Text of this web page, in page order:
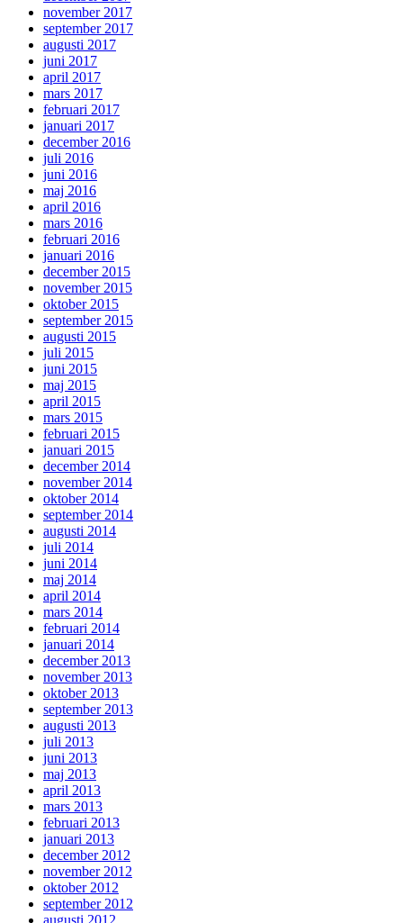
november 2017
september 2017
augusti 2017
juni 2017
april 2017
mars 2017
februari 2017
januari 2017
december 2016
juli 2016
juni 2016
maj 2016
april 2016
mars 2016
februari 2016
januari 2016
december 2015
november 2015
oktober 2015
september 2015
augusti 2015
juli 2015
juni 2015
maj 2015
april 2015
mars 2015
februari 2015
januari 2015
december 2014
november 2014
oktober 2014
september 2014
augusti 2014
juli 2014
juni 2014
maj 2014
april 2014
mars 2014
februari 2014
januari 2014
december 2013
november 2013
oktober 2013
september 2013
augusti 2013
juli 2013
juni 2013
maj 2013
april 2013
mars 2013
februari 2013
januari 2013
december 2012
november 2012
oktober 2012
september 2012
augusti 2012